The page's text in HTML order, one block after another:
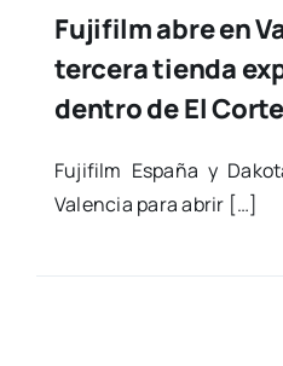
Fujifilm abre en
tercera tienda
dentro de El
Fuji­film Espa­ña y
Valen­cia para abrir […]